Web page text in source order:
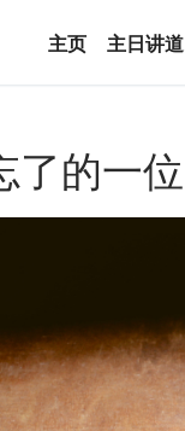
主页 主日讲道
了的一位